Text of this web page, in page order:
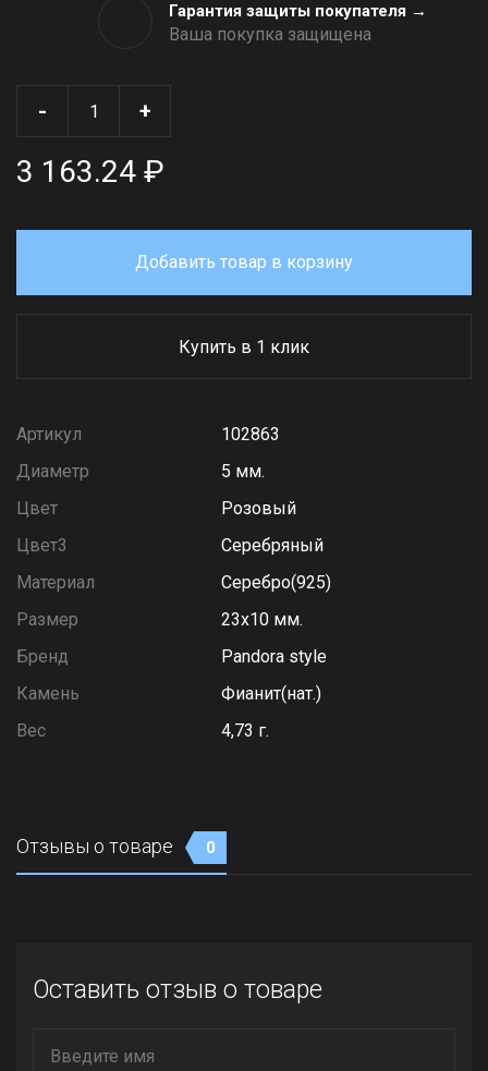
Гарантия защиты покупателя →
Ваша покупка защищена
- +
3 163.24 ₽
Добавить товар в корзину
Купить в 1 клик
Артикул
102863
Диаметр
5 мм.
Цвет
Розовый
Цвет3
Серебряный
Материал
Серебро(925)
Размер
23х10 мм.
Бренд
Pandora style
Камень
Фианит(нат.)
Вес
4,73 г.
Отзывы о товаре 0
Оставить отзыв о товаре